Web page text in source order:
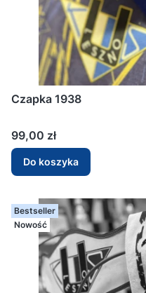
Czapka 1938
Cena
99,00 zł
Do koszyka
Bestseller
Nowość